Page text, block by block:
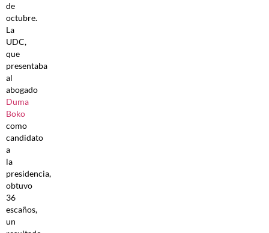
de
octubre.
La
UDC,
que
presentaba
al
abogado
Duma
Boko
como
candidato
a
la
presidencia,
obtuvo
36
escaños,
un